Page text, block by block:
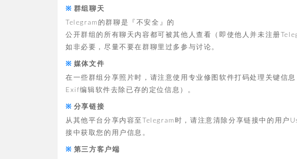
群组聊天
Telegram的群聊是『不安全』的
公开群组的所有聊天内容都可被其他人查看（即使他人并未注册
如非必要，尽量不要在群聊里过多参与讨论。
媒体文件
在一些群组分享照片时，请注意使用专业修图软件打码处理关键信
Exif编辑软件去除已存的定位信息）。
分享链接
从其他平台分享内容至Telegram时，请注意清除分享链接中的用户
接中获取您的用户信息。
第三方客户端